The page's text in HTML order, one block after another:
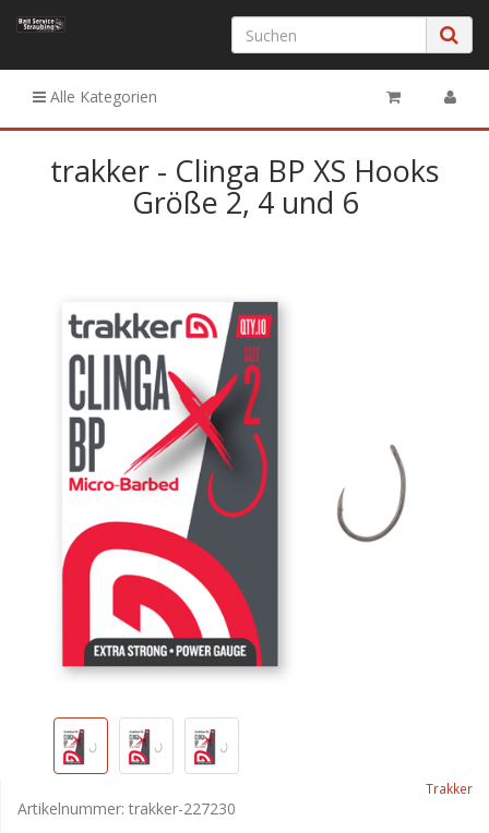
Alle Kategorien
trakker - Clinga BP XS Hooks
Größe 2, 4 und 6
Trakker
Artikelnummer: trakker-227230